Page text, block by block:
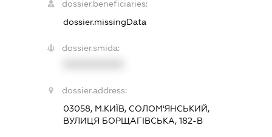
dossier.beneficiaries:
dossier.missingData
dossier.smida:
dossier.address:
03058, М.КИЇВ, СОЛОМ'ЯНСЬКИЙ,
ВУЛИЦЯ БОРЩАГІВСЬКА, 182-В